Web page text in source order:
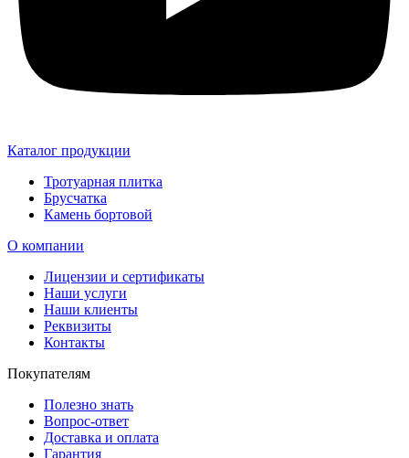
Каталог продукции
Тротуарная плитка
Брусчатка
Камень бортовой
О компании
Лицензии и сертификаты
Наши услуги
Наши клиенты
Реквизиты
Контакты
Покупателям
Полезно знать
Вопрос-ответ
Доставка и оплата
Гарантия